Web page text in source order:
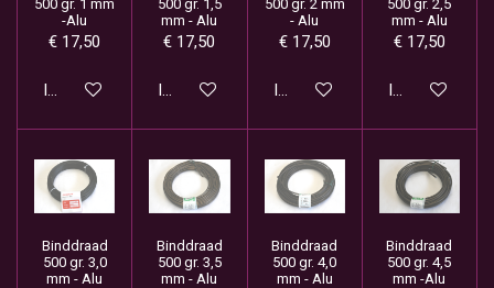
500 gr. 1 mm
-Alu
€ 17,50
In winkelwagen
500 gr. 1,5
mm - Alu
€ 17,50
In winkelwagen
500 gr. 2 mm
- Alu
€ 17,50
In winkelwagen
500 gr. 2,5
mm - Alu
€ 17,50
In
Binddraad
500 gr. 3,0
mm - Alu
Binddraad
500 gr. 3,5
mm - Alu
Binddraad
500 gr. 4,0
mm - Alu
Binddraad
500 gr. 4,5
mm -Alu